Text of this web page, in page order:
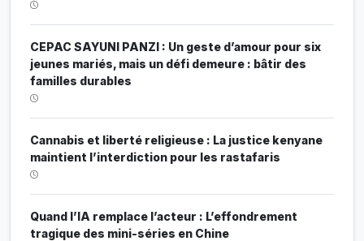
CEPAC SAYUNI PANZI : Un geste d’amour pour six
jeunes mariés, mais un défi demeure : bâtir des
familles durables
Cannabis et liberté religieuse : La justice kenyane
maintient l’interdiction pour les rastafaris
Quand l’IA remplace l’acteur : L’effondrement
tragique des mini-séries en Chine